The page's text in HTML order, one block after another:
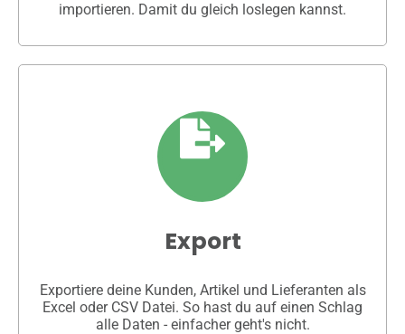
importieren. Damit du gleich loslegen kannst.
Export
Exportiere deine Kunden, Artikel und Lieferanten als
Excel oder CSV Datei. So hast du auf einen Schlag
alle Daten - einfacher geht's nicht.